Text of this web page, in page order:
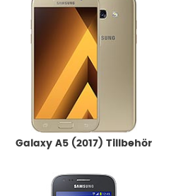
Galaxy A5 (2017) Tillbehör